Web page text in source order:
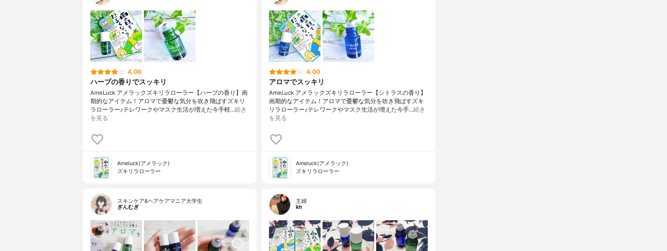
4.00
ハーブの香りでスッキリ
AmeLuck アメラックズキリラローラー【ハーブの香り】画
期的なアイテム！アロマで憂鬱な気分を吹き飛ばすズキリ
ラローラー♪テレワークやマスク生活が増えた今手軽…続き
を見る
Ameluck(アメラック)
ズキリラローラー
4.00
アロマでスッキリ
AmeLuck アメラックズキリラローラー【シトラスの香り】
画期的なアイテム！アロマで憂鬱な気分を吹き飛ばすズキ
リラローラー♪テレワークやマスク生活が増えた今手…続き
を見る
Ameluck(アメラック)
ズキリラローラー
スキンケア&ヘアケアマニア大学生
ぎんむぎ
主婦
kh